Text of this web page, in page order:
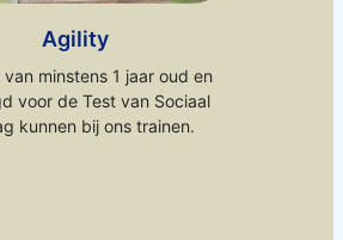
Agility
van minstens 1 jaar oud en
voor de Test van Sociaal
kunnen bij ons trainen.